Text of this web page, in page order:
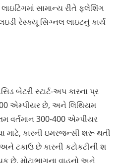
સામાન્ય રીતે ફ્લેશિંગ
રેસ્ક્યૂ સિગ્નલ લાઇટનું કાર્ય
બેટરી સ્ટાર્ટ-અપ કારના પ્ર
એમ્પીયર છે, અને લિથિયમ
વર્તમાન 300-400 એમ્પીયર
માટે, કારની ઇમરજન્સી શરૂ થતી
ટકાઉ છે કારની કટોકટીની શ
છે. મોટાભાગના વાહનો અને